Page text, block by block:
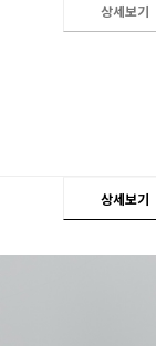
상세보기
상세보기